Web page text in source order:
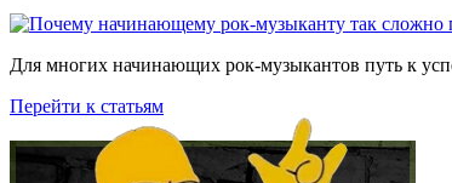
Для многих начинающих рок-музыкантов путь к
Перейти к статьям